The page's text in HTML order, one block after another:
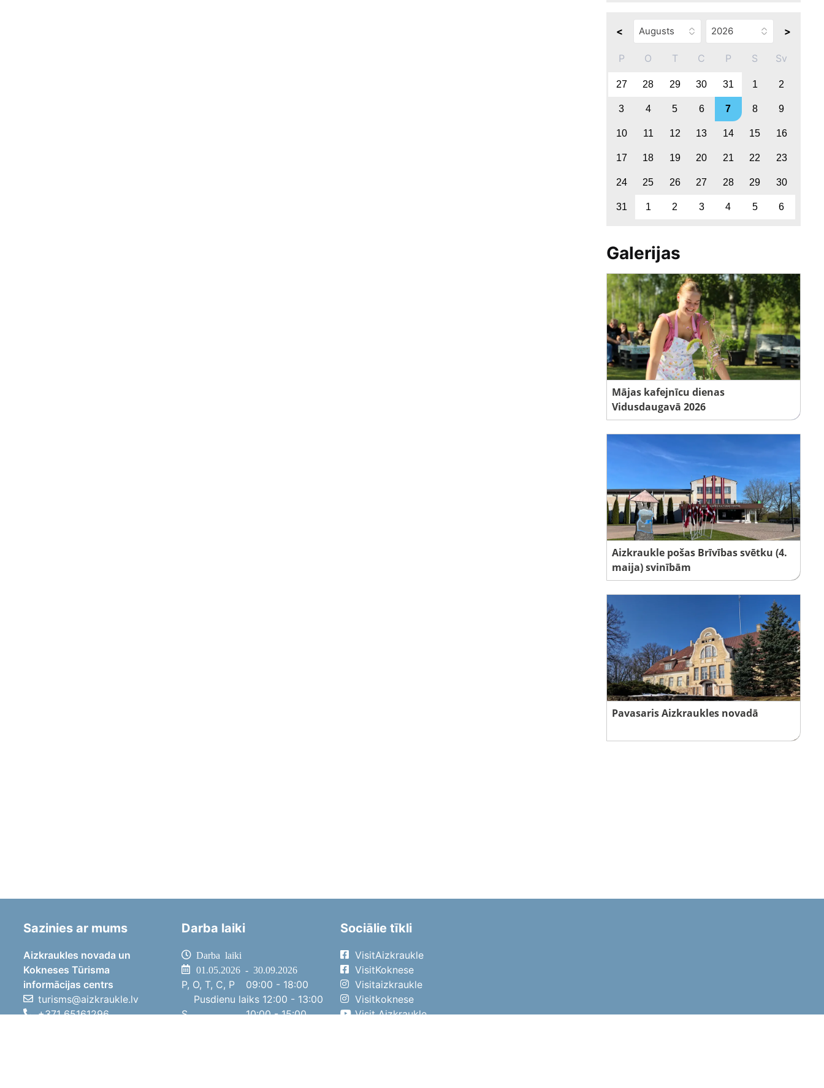
< >
P O T C P S Sv
27 28 29 30 31 1 2
3 4 5 6 7 8 9
10 11 12 13 14 15 16
17 18 19 20 21 22 23
24 25 26 27 28 29 30
31 1 2 3 4 5 6
Galerijas
Mājas kafejnīcu dienas
Vidusdaugavā 2026
Aizkraukle pošas Brīvības svētku (4.
maija) svinībām
Pavasaris Aizkraukles novadā
Sazinies ar mums
Aizkraukles novada un
Kokneses Tūrisma
informācijas centrs
turisms@aizkraukle.lv
+371 65161296
Darba laiki
Darba laiki
01.05.2026 - 30.09.2026
P, O, T, C, P
09:00 - 18:00
Pusdienu laiks 12:00 - 13:00
S
10:00 - 15:00
Sociālie tīkli
VisitAizkraukle
VisitKoknese
Visitaizkraukle
Visitkoknese
Visit Aizkraukle